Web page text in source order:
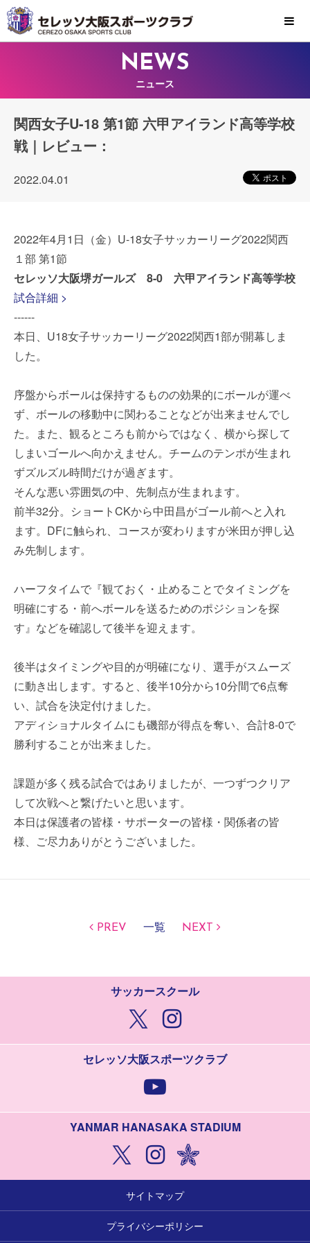
MENU
NEWS
ニュース
関西女子U-18 第1節 六甲アイランド高等学校
戦｜レビュー：
2022.04.01
2022年4月1日（金）U-18女子サッカーリーグ2022関西
１部 第1節
セレッソ大阪堺ガールズ 8-0 六甲アイランド高等学校
試合詳細 >
------
本日、U18女子サッカーリーグ2022関西1部が開幕しま
した。
序盤からボールは保持するものの効果的にボールが運べ
ず、ボールの移動中に関わることなどが出来ませんでし
た。また、観るところも前からではなく、横から探して
しまいゴールへ向かえません。チームのテンポが生まれ
ずズルズル時間だけが過ぎます。
そんな悪い雰囲気の中、先制点が生まれます。
前半32分。ショートCKから中田昌がゴール前へと入れ
ます。DFに触られ、コースが変わりますが米田が押し込
み先制します。
ハーフタイムで『観ておく・止めることでタイミングを
明確にする・前へボールを送るためのポジションを探
す』などを確認して後半を迎えます。
後半はタイミングや目的が明確になり、選手がスムーズ
に動き出します。すると、後半10分から10分間で6点奪
い、試合を決定付けました。
アディショナルタイムにも磯部が得点を奪い、合計8-0で
勝利することが出来ました。
課題が多く残る試合ではありましたが、一つずつクリア
して次戦へと繋げたいと思います。
本日は保護者の皆様・サポーターの皆様・関係者の皆
様、ご尽力ありがとうございました。
PREV 一覧 NEXT
サッカースクール
セレッソ大阪スポーツクラブ
YANMAR HANASAKA STADIUM
サイトマップ
プライバシーポリシー